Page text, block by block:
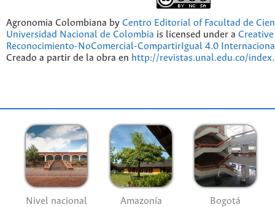
Agronomia Colombiana by Centro Editorial of Facultad de
Universidad Nacional de Colombia is licensed under a
Reconocimiento-NoComercial-CompartirIgual 4.0
Creado a partir de la obra en http://revistas.unal.edu.co/
Nivel nacional Amazonía Bogotá